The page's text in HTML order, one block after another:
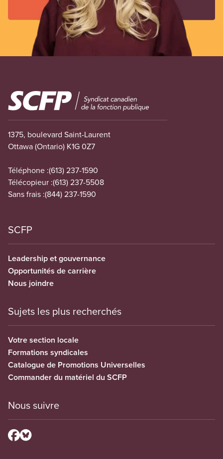
Image
1375, boulevard Saint-Laurent
Ottawa (Ontario) K1G 0Z7
Téléphone :(613) 237-1590
Télécopieur :(613) 237-5508
Sans frais :(844) 237-1590
SCFP
Leadership et gouvernance
Opportunités de carrière
Nous joindre
Sujets les plus recherchés
Votre section locale
Formations syndicales
Catalogue de Promotions Universelles
Commander du matériel du SCFP
Nous suivre